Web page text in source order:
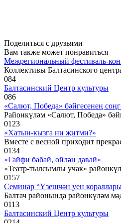
Поделиться с друзьями
Вам также может понравиться
Межрегиональный фестиваль-
Коллективы Балтасинского
084
Балтасинский Центр культуры
086
«Салют, Победа» бәйгесенең
Районкүләм «Салют, Победа»
0123
«Хатын-кызга ни җитми?»
Вместе с весной приходит
0134
«Гайфи бабай, өйлән давай»
«Театр-тылсымлы учак»
0157
Семинар “Үзешчән уен
Балтач районында районкүләм
0113
Балтасинский Центр культуры